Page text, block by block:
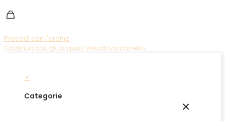
Procedi con l'ordine
Continua con gli acquisti Visualizza carrello
✕
×
Categorie